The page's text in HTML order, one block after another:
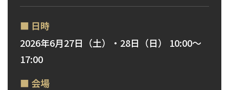
■ 日時
2026年6月27日（土）・28日（日） 10:00〜
17:00
■ 会場